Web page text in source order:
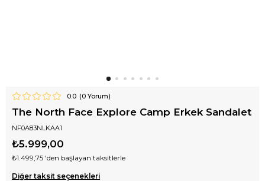
0.0 (0Yorum)
The North Face Explore Camp Erkek Sandalet
NF0A83NLKAA1
₺5.999,00
₺1.499,75 'den başlayan taksitlerle
Diğer taksit seçenekleri